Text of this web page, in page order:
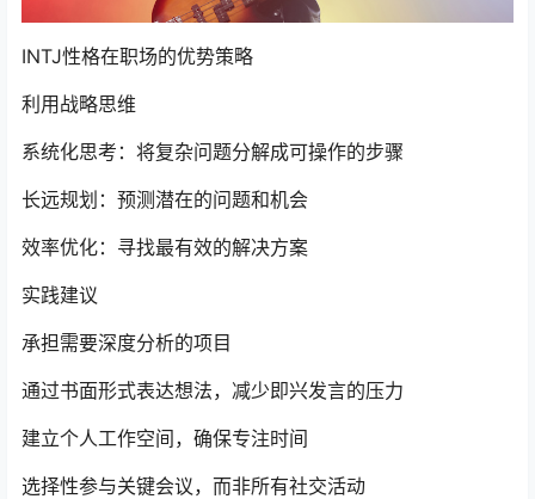
INTJ性格在职场的优势策略
利用战略思维
系统化思考：将复杂问题分解成可操作的步骤
长远规划：预测潜在的问题和机会
效率优化：寻找最有效的解决方案
实践建议
承担需要深度分析的项目
通过书面形式表达想法，减少即兴发言的压力
建立个人工作空间，确保专注时间
选择性参与关键会议，而非所有社交活动